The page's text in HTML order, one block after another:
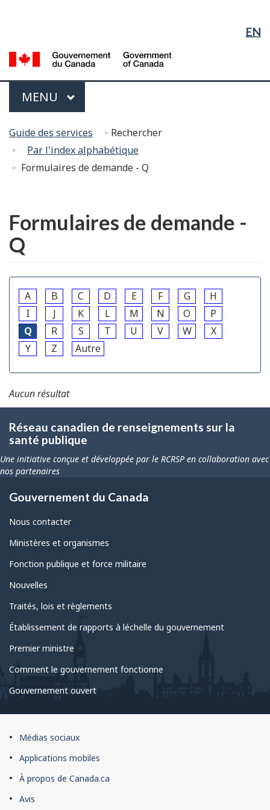
principal
propos
du
gouvernement »
version
HTML
simplifiée
la
langue
EN
Menu
PRINCIPAL
MENU
êtes
ici :
Guide des services
Rechercher
Par l'index alphabétique
Formulaires de demande - Q
Formulaires de demande -
Q
A B C D E F G
H
I
J K L M N O
P
Q
R S T U V W
X
Y
Z Autre
Aucun résultat
Réseau canadien de renseignements sur la
santé publique
Une initiative conçue et développée par le RCRSP en collaboration avec
nos partenaires
Gouvernement du Canada
Nous contacter
Ministères et organismes
Fonction publique et force militaire
Nouvelles
Traités, lois et règlements
Établissement de rapports à léchelle du gouvernement
Premier ministre
Comment le gouvernement fonctionne
Gouvernement ouvert
À
propos
du
site
Médias sociaux
Applications mobiles
À propos de Canada.ca
Avis